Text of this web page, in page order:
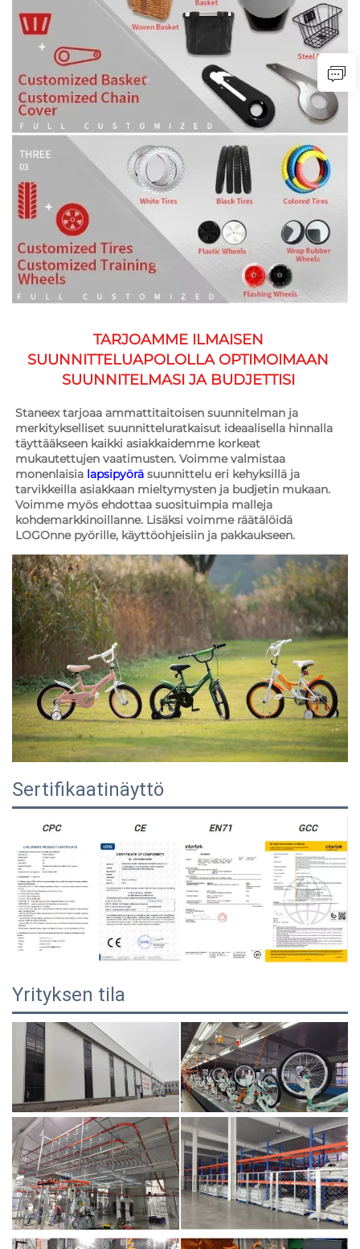
TARJOAMME ILMAISEN
SUUNNITTELUAPOLOLLA OPTIMOIMAAN
SUUNNITELMASI JA BUDJETTISI
Staneex tarjoaa ammattitaitoisen suunnitelman ja
merkitykselliset suunnitteluratkaisut ideaalisella hinnalla
täyttääkseen kaikki asiakkaidemme korkeat
mukautettujen vaatimusten. Voimme valmistaa
monenlaisia lapsipyörä suunnittelu eri kehyksillä ja
tarvikkeilla asiakkaan mieltymysten ja budjetin mukaan.
Voimme myös ehdottaa suosituimpia malleja
kohdemarkkinoillanne. Lisäksi voimme räätälöidä
LOGOnne pyörille, käyttöohjeisiin ja pakkaukseen.
Sertifikaatinäyttö
Yrityksen tila